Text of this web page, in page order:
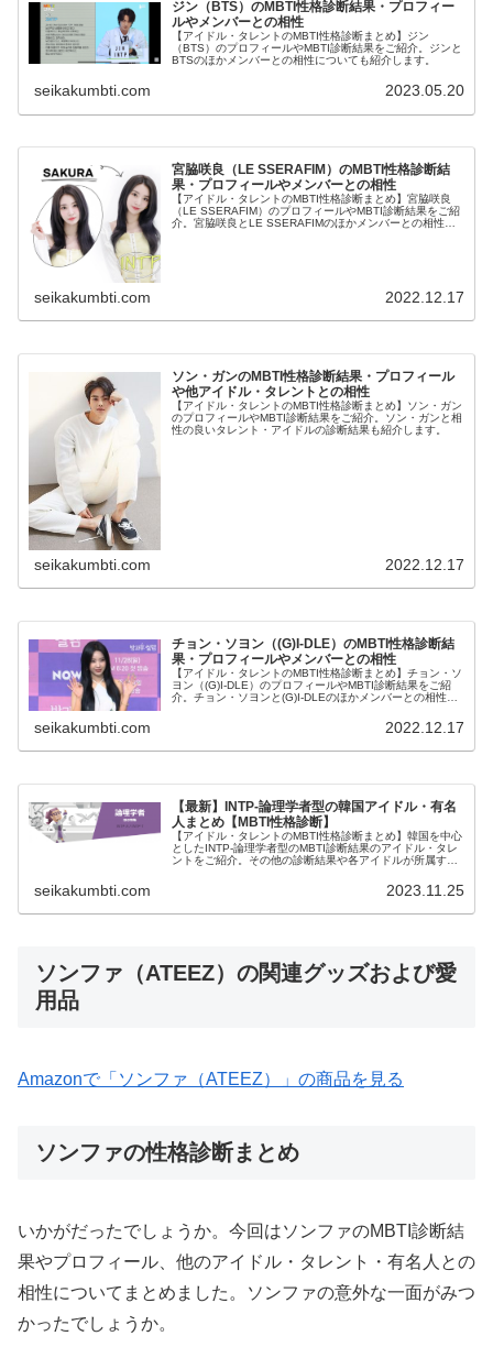
ジン（BTS）のMBTI性格診断結果・プロフィー
ルやメンバーとの相性
【アイドル・タレントのMBTI性格診断まとめ】ジン
（BTS）のプロフィールやMBTI診断結果をご紹介。ジンと
BTSのほかメンバーとの相性についても紹介します。
seikakumbti.com 2023.05.20
宮脇咲良（LE SSERAFIM）のMBTI性格診断結
果・プロフィールやメンバーとの相性
【アイドル・タレントのMBTI性格診断まとめ】宮脇咲良
（LE SSERAFIM）のプロフィールやMBTI診断結果をご紹
介。宮脇咲良とLE SSERAFIMのほかメンバーとの相性に
seikakumbti.com 2022.12.17
ソン・ガンのMBTI性格診断結果・プロフィール
や他アイドル・タレントとの相性
【アイドル・タレントのMBTI性格診断まとめ】ソン・ガン
のプロフィールやMBTI診断結果をご紹介。ソン・ガンと相
性の良いタレント・アイドルの診断結果も紹介します。
seikakumbti.com 2022.12.17
チョン・ソヨン（(G)I-DLE）のMBTI性格診断結
果・プロフィールやメンバーとの相性
【アイドル・タレントのMBTI性格診断まとめ】チョン・ソ
ヨン（(G)I-DLE）のプロフィールやMBTI診断結果をご紹
介。チョン・ソヨンと(G)I-DLEのほかメンバーとの相性に
seikakumbti.com 2022.12.17
【最新】INTP-論理学者型の韓国アイドル・有名
人まとめ【MBTI性格診断】
【アイドル・タレントのMBTI性格診断まとめ】韓国を中心
としたINTP-論理学者型のMBTI診断結果のアイドル・タレ
ントをご紹介。その他の診断結果や各アイドルが所属する
seikakumbti.com 2023.11.25
ソンファ（ATEEZ）の関連グッズおよび愛
用品
Amazonで「ソンファ（ATEEZ）」の商品を見る
ソンファの性格診断まとめ
いかがだったでしょうか。今回はソンファのMBTI診断結
果やプロフィール、他のアイドル・タレント・有名人との
相性についてまとめました。ソンファの意外な一面がみつ
かったでしょうか。